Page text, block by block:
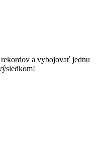
a vybojovať jednu